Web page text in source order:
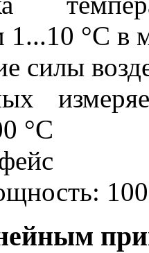
1...10 °C в
силы
°C